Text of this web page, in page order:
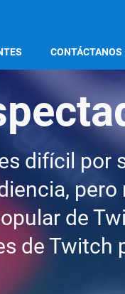
CONTÁCTANOS
difícil por
de
de Twitch